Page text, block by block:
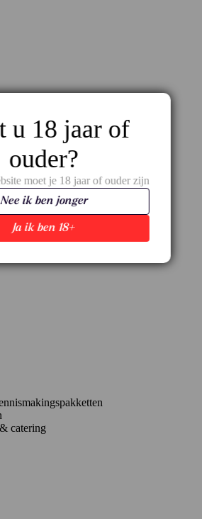
catering
u 18 jaar of
ouder?
moet je 18 jaar of ouder zijn
Ja ik ben 18+
Nee ik ben jonger